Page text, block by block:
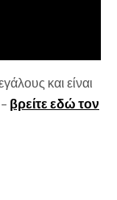
και είναι
βρείτε εδώ τον